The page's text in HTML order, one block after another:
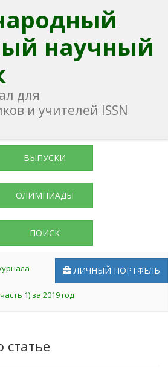
научный
для
и учителей ISSN
ВЫПУСКИ
ОЛИМПИАДЫ
ПОИСК
ЛИЧНЫЙ ПОРТФЕЛЬ
1) за 2019 год